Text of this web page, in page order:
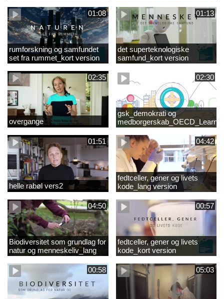
01:08
rumforskning og samfundet
set fra rummet_kort version
01:13
det superteknologiske
samfund_kort version
02:35
overgange
02:30
gsk_demokrati og
Compass 2030
01:51
helle rabøl vers2
04:42
fedtceller, gener og livets
kode_lang version
04:50
Biodiversitet som grundlag for
natur og menneskeliv_lang
version
00:57
fedtceller, gener og livets
kode_kort version
00:58 05:03